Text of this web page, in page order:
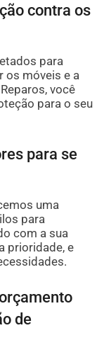
contra os
para
os móveis e a
você
para o seu
para se
uma
para
com a sua
prioridade, e
de